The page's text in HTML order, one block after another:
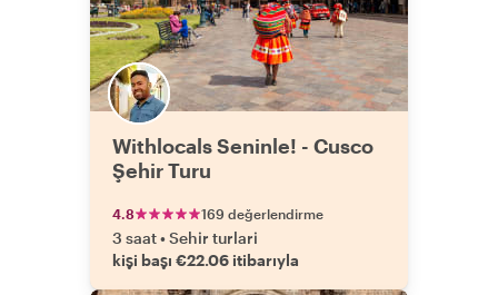
Withlocals Seninle! - Cusco
Şehir Turu
4.8 169 değerlendirme
3 saat•Sehir turlari
kişi başı €22.06 itibarıyla